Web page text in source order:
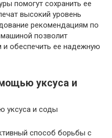
помогут сохранить ее
высокий уровень
рекомендациям по
машиной позволит
обеспечить ее надежную
уксуса и
способ борьбы с